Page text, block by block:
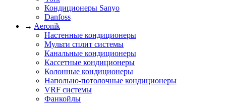
Кондиционеры Sanyo
Danfoss
→ Aeronik
Настенные кондиционеры
Мульти сплит системы
Канальные кондиционеры
Кассетные кондиционеры
Колонные кондиционеры
Напольно-потолочные кондиционеры
VRF системы
Фанкойлы